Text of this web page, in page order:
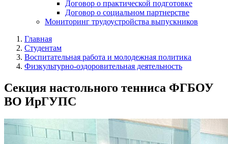
Договор о практической подготовке
Договор о социальном партнерстве
Мониторинг трудоустройства выпускников
Главная
Студентам
Воспитательная работа и молодежная политика
Физкультурно-оздоровительная деятельность
Секция настольного тенниса ФГБОУ
ВО ИрГУПС